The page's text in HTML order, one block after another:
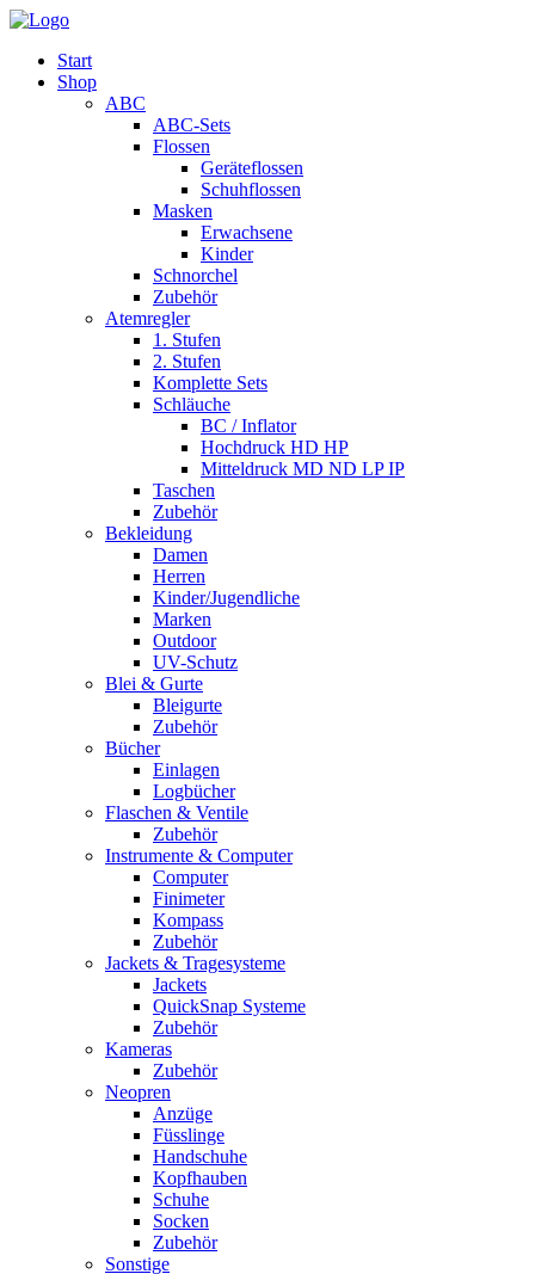
Start
Shop
ABC
ABC-Sets
Flossen
Geräteflossen
Schuhflossen
Masken
Erwachsene
Kinder
Schnorchel
Zubehör
Atemregler
1. Stufen
2. Stufen
Komplette Sets
Schläuche
BC / Inflator
Hochdruck HD HP
Mitteldruck MD ND LP IP
Taschen
Zubehör
Bekleidung
Damen
Herren
Kinder/Jugendliche
Marken
Outdoor
UV-Schutz
Blei & Gurte
Bleigurte
Zubehör
Bücher
Einlagen
Logbücher
Flaschen & Ventile
Zubehör
Instrumente & Computer
Computer
Finimeter
Kompass
Zubehör
Jackets & Tragesysteme
Jackets
QuickSnap Systeme
Zubehör
Kameras
Zubehör
Neopren
Anzüge
Füsslinge
Handschuhe
Kopfhauben
Schuhe
Socken
Zubehör
Sonstige